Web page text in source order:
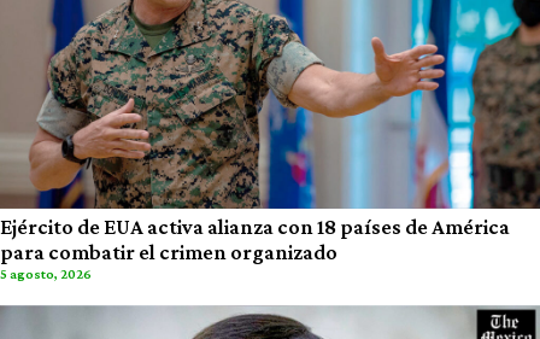
Ejército de EUA activa alianza con 18 países de América
para combatir el crimen organizado
5 agosto, 2026